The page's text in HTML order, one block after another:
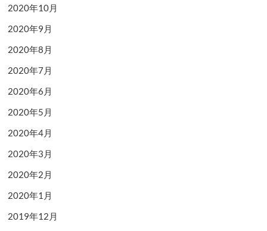
2020年10月
2020年9月
2020年8月
2020年7月
2020年6月
2020年5月
2020年4月
2020年3月
2020年2月
2020年1月
2019年12月